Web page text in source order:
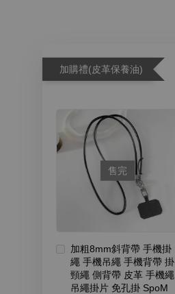
加購禮(皮革保養油)
售完
加粗8mm斜背帶 手機掛
繩 手機吊繩 手機背帶 掛
頸繩 側背帶 皮革 手機繩
吊繩掛片 免孔掛 SpoM